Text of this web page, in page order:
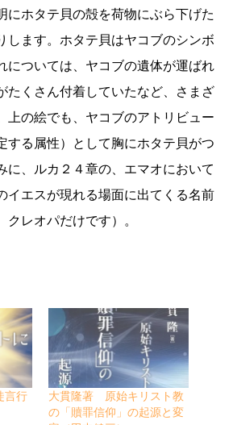
にホタテ貝の殻を荷物にぶら下げた
します。ホタテ貝はヤコブのシンボ
については、ヤコブの遺体が運ばれ
たくさん付着していたなど、さまざ
上の絵でも、ヤコブのアトリビュー
する属性）として胸にホタテ貝がつ
に、ルカ２４章の、エマオにおいて
イエスが現れる場面に出てくる名前
クレオパだけです）。
言行
大貫隆著 原始キリスト教
の「贖罪信仰」の起源と変